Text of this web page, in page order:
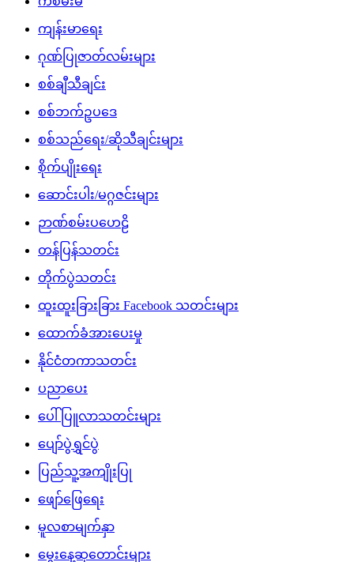
ကျန်းမာရေး
ဂုဏ်ပြုဇာတ်လမ်းများ
စစ်ချီသီချင်း
စစ်ဘက်ဥပဒေ
စစ်သည်ရေး/ဆိုသီချင်းများ
စိုက်ပျိုးရေး
ဆောင်းပါး/မဂ္ဂဇင်းများ
ဉာဏ်စမ်းပဟေဠိ
တန်ပြန်သတင်း
တိုက်ပွဲသတင်း
ထူးထူးခြားခြား Facebook သတင်းများ
ထောက်ခံအားပေးမှု
နိုင်ငံတကာသတင်း
ပညာပေး
ပေါ်ပြူလာသတင်းများ
ပျော်ပွဲရွှင်ပွဲ
ပြည်သူ့အကျိုးပြု
ဖျော်ဖြေရေး
မူလစာမျက်နှာ
မွေးနေ့ဆုတောင်းများ